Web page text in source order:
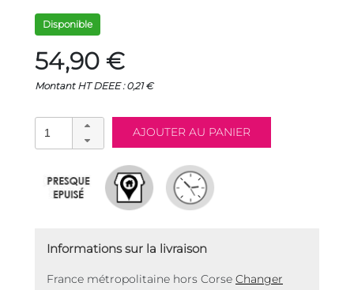
Disponible
54,90 €
Montant HT DEEE : 0,21 €
Informations sur la livraison
France métropolitaine hors Corse Changer